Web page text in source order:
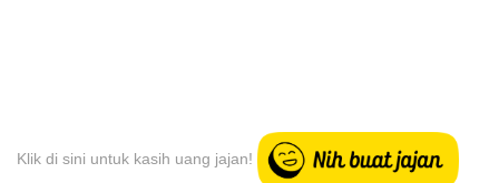
Klik di sini untuk kasih uang jajan!